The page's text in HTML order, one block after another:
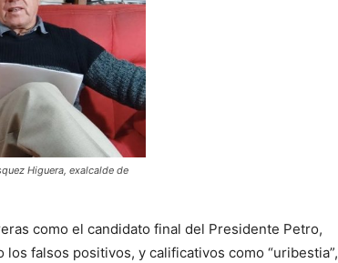
Higuera, exalcalde de
como el candidato final del Presidente Petro,
falsos positivos, y calificativos como “uribestia”,